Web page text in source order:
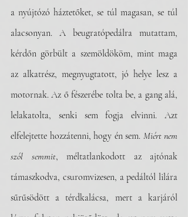
a nyújtózó háztetőket, se túl magasan, se túl
alacsonyan. A beugratópedálra mutattam,
kérdőn görbült a szemöldököm, mint maga
az alkatrész, megnyugtatott, jó helye lesz a
motornak. Az ő fészerébe tolta be, a gang alá,
lelakatolta, senki sem fogja elvinni. Azt
elfelejtette hozzátenni, hogy én sem. Miért nem
szól semmit, méltatlankodott az ajtónak
támaszkodva, csuromvizesen, a pedáltól lilára
sűrűsödött a térdkalácsa, mert a karjáról